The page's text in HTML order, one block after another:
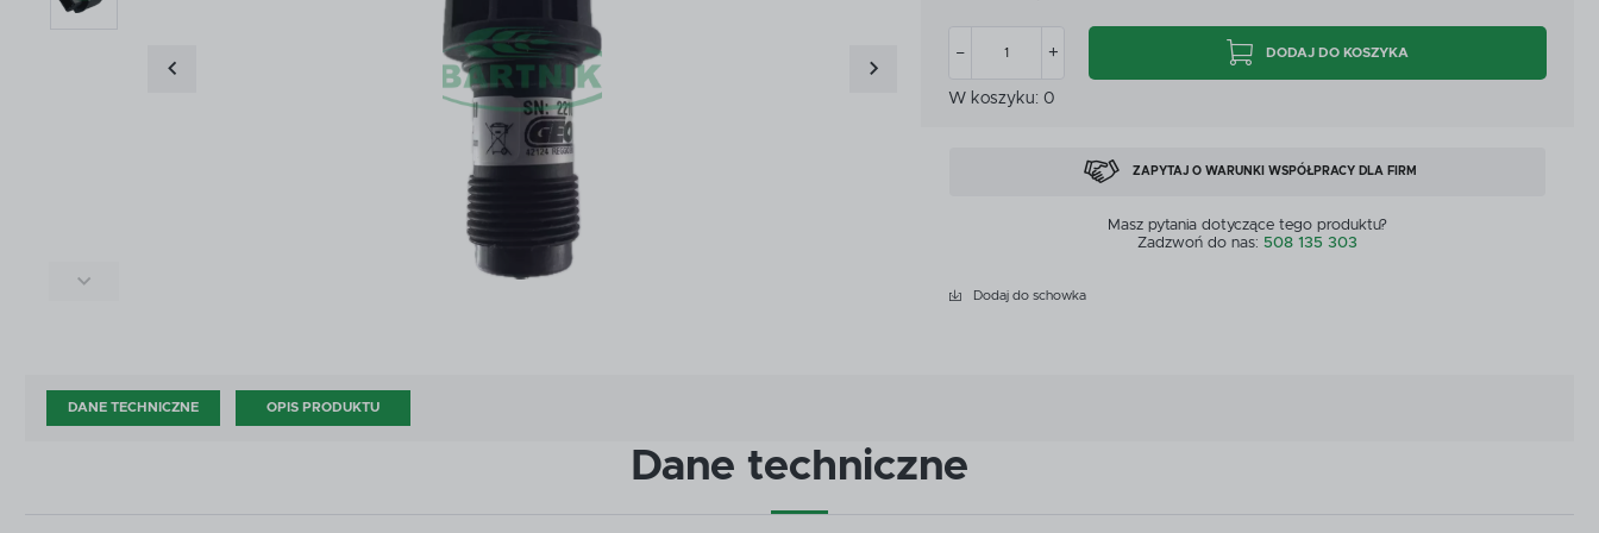
DODATKOWE WYPOSAŻENIE
OPRYSKIWACZA
PRZEKŁADNIE
OUTLET
ŚRODKI DO CZYSZCZENIA I KONSERWACJI ZŁĄCZKI MIARKI I KUBKI KALIBRACYJNE PRZEPŁYWOMIERZE I CZUJNIKI
DODATKOWE WYPOSAŻENIE
OPRYSKIWACZA
MASZYNY DOSTĘPNE OD RĘKI
OUTLET
DODAJ DO KOSZYKA
W koszyku:0
ZAPYTAJ O WARUNKI WSPÓŁPRACY DLA FIRM
Masz pytania dotyczące tego produktu?
Zadzwoń do nas:508 135 303
Dodaj do schowka
DANE TECHNICZNE OPIS PRODUKTU
Dane techniczne